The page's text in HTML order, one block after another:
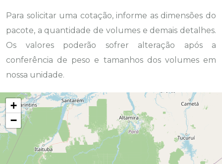
Para solicitar uma cotação, informe as dimensões do
pacote, a quantidade de volumes e demais detalhes.
Os valores poderão sofrer alteração após a
conferência de peso e tamanhos dos volumes em
nossa unidade.
+
−